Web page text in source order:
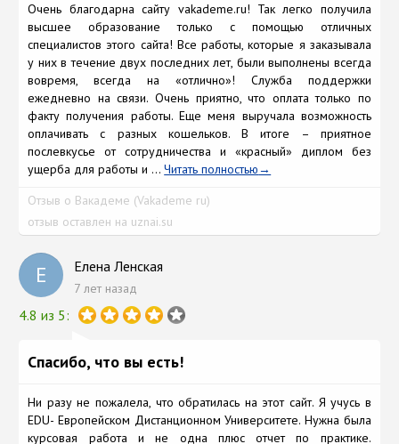
Очень благодарна сайту vakademe.ru! Так легко получила
высшее образование только с помощью отличных
специалистов этого сайта! Все работы, которые я заказывала
у них в течение двух последних лет, были выполнены всегда
вовремя, всегда на «отлично»! Служба поддержки
ежедневно на связи. Очень приятно, что оплата только по
факту получения работы. Еще меня выручала возможность
оплачивать с разных кошельков. В итоге – приятное
послевкусье от сотрудничества и «красный» диплом без
ущерба для работы и ...Читать полностью
Отзыв о Вакадеме (Vakademe ru)
отзыв оставлен на uznai.su
Е Елена Ленская
7 лет назад
4.8 из 5:
Спасибо, что вы есть!
Ни разу не пожалела, что обратилась на этот сайт. Я учусь в
EDU- Европейском Дистанционном Университете. Нужна была
курсовая работа и не одна плюс отчет по практике.